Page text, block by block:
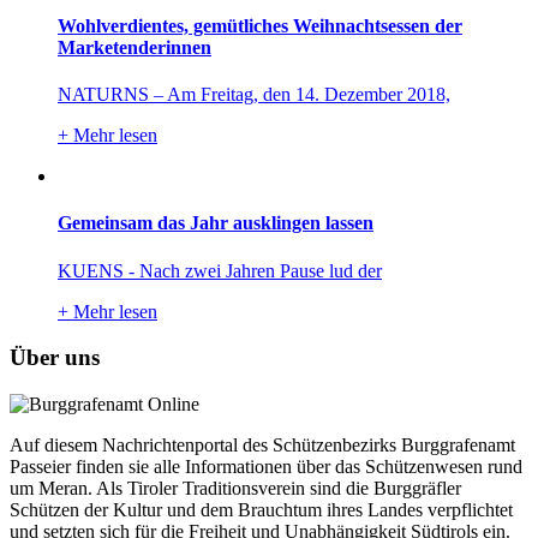
Wohlverdientes, gemütliches Weihnachtsessen der
Marketenderinnen
NATURNS – Am Freitag, den 14. Dezember 2018,
+ Mehr lesen
Gemeinsam das Jahr ausklingen lassen
KUENS - Nach zwei Jahren Pause lud der
+ Mehr lesen
Über uns
Auf diesem Nachrichtenportal des Schützenbezirks Burggrafenamt
Passeier finden sie alle Informationen über das Schützenwesen rund
um Meran. Als Tiroler Traditionsverein sind die Burggräfler
Schützen der Kultur und dem Brauchtum ihres Landes verpflichtet
und setzten sich für die Freiheit und Unabhängigkeit Südtirols ein.